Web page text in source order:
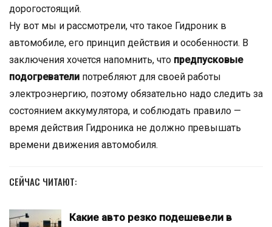
дорогостоящий.
Ну вот мы и рассмотрели, что такое Гидроник в
автомобиле, его принцип действия и особенности. В
заключения хочется напомнить, что предпусковые
подогреватели потребляют для своей работы
электроэнергию, поэтому обязательно надо следить за
состоянием аккумулятора, и соблюдать правило —
время действия Гидроника не должно превышать
времени движения автомобиля.
СЕЙЧАС ЧИТАЮТ:
Какие авто резко подешевели в